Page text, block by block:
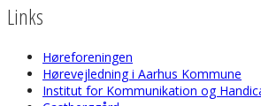
Links
Høreforeningen
Hørevejledning i Aarhus Kommune
Institut for Kommunikation og